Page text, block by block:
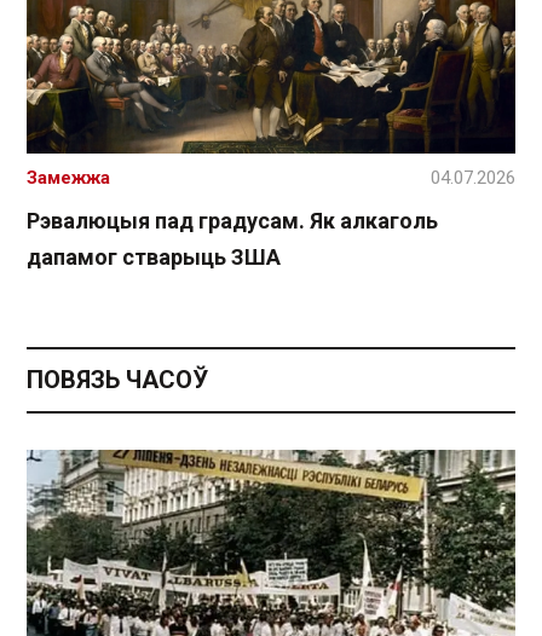
Рэвалюцыя пад градусам. Як алкаголь
дапамог стварыць ЗША
Замежжа 04.07.2026
ПОВЯЗЬ ЧАСОЎ